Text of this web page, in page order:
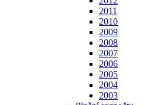
2011
2010
2009
2008
2007
2006
2005
2004
2003